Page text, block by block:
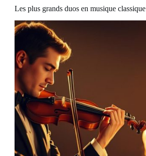
Les plus grands duos en musique classique